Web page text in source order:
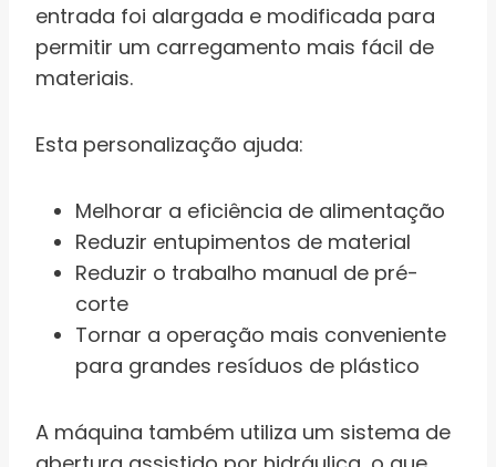
entrada foi alargada e modificada para
permitir um carregamento mais fácil de
materiais.
Esta personalização ajuda:
Melhorar a eficiência de alimentação
Reduzir entupimentos de material
Reduzir o trabalho manual de pré-
corte
Tornar a operação mais conveniente
para grandes resíduos de plástico
A máquina também utiliza um sistema de